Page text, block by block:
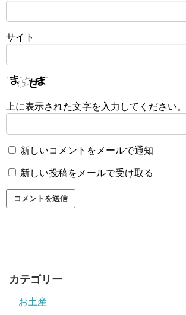
サイト
上に表示された文字を入力してください。
新しいコメントをメールで通知
新しい投稿をメールで受け取る
カテゴリー
お土産